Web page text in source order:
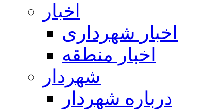
اخبار
اخبار شهرداری
اخبار منطقه
شهردار
درباره شهردار